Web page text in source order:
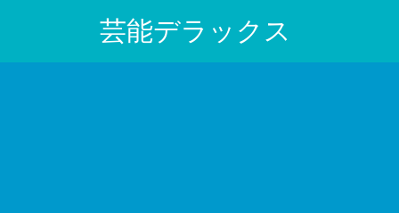
芸能デラックス